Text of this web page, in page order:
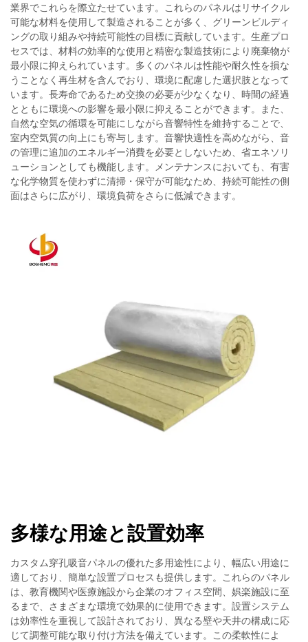
業界でこれらを際立たせています。これらのパネルはリサイクル
可能な材料を使用して製造されることが多く、グリーンビルディ
ングの取り組みや持続可能性の目標に貢献しています。生産プロ
セスでは、材料の効率的な使用と精密な製造技術により廃棄物が
最小限に抑えられています。多くのパネルは性能や耐久性を損な
うことなく再生材を含んでおり、環境に配慮した選択肢となって
います。長寿命であるため交換の必要が少なくなり、時間の経過
とともに環境への影響を最小限に抑えることができます。また、
自然な空気の循環を可能にしながら音響特性を維持することで、
室内空気質の向上にも寄与します。音響快適性を高めながら、音
の管理に追加のエネルギー消費を必要としないため、省エネソリ
ューションとしても機能します。メンテナンスにおいても、有害
な化学物質を使わずに清掃・保守が可能なため、持続可能性の側
面はさらに広がり、環境負荷をさらに低減できます。
多様な用途と設置効率
カスタム穿孔吸音パネルの優れた多用途性により、幅広い用途に
適しており、簡単な設置プロセスも提供します。これらのパネル
は、教育機関や医療施設から企業のオフィス空間、娯楽施設に至
るまで、さまざまな環境で効果的に使用できます。設置システム
は効率性を重視して設計されており、異なる壁や天井の構成に応
じて調整可能な取り付け方法を備えています。この柔軟性によ